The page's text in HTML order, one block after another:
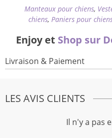
Manteaux pour chiens,
chiens, Paniers pour
Enjoy et Shop sur
Livraison & Paiement
LES AVIS CLIENTS
Il n'y a pas